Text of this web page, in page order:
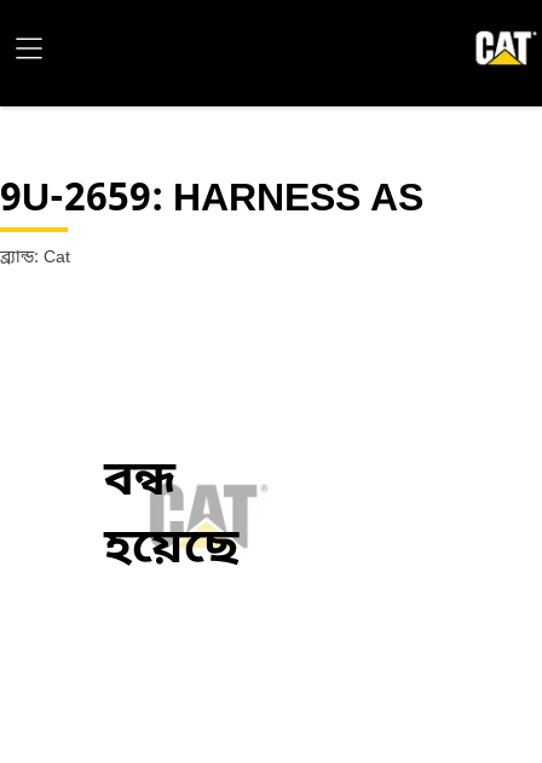
9U-2659: HARNESS AS
ব্র্যান্ড: Cat
বন্ধ
হয়েছে